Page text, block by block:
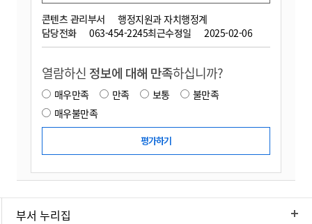
콘텐츠 관리부서
행정지원과 자치행정계
담당전화
063-454-2245최근수정일 2025-02-06
열람하신 정보에 대해 만족하십니까?
매우만족 만족 보통
불만족
매우불만족
부서 누리집